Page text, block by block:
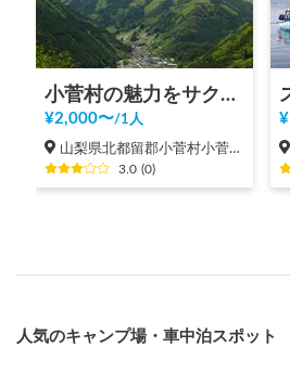
小菅村の魅力をサクッと体験！KOSUGEビレッジツアー！
¥2,000〜/1人
山梨県北都留郡小菅村小菅村（６６４以上）
3.0 (0)
¥
人気のキャンプ場・車中泊スポット